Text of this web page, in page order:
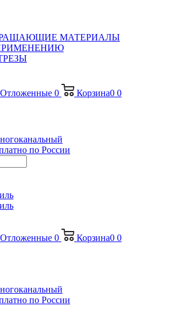
МАТЕРИАЛЫ
Отложенные 0 Корзина0 0
по России
Отложенные 0 Корзина0 0
по России